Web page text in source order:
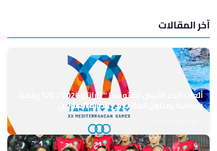
آخر المقالات
ورياضية يمثلون المغرب في الدورة العشرين